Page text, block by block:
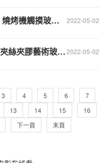
2022-05-02
面板 2mm鋼化玻璃
2022-05-02
璃水紋花紋特種玻璃
3 4 5 6
7
13 14 15
16
下一頁 末頁